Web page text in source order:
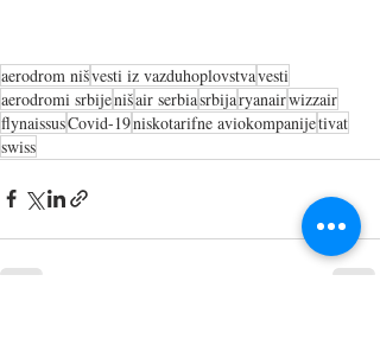
aerodrom nišvesti iz vazduhoplovstvavesti
aerodromi srbijenišair serbiasrbijaryanairwizzair
flynaissusCovid-19niskotarifne aviokompanijetivat
swiss